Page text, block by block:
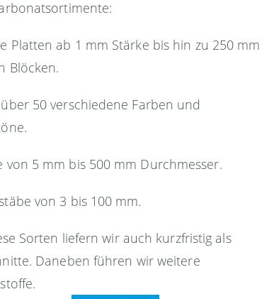
Platten ab 1 mm Stärke bis hin zu 250 mm
Blöcken.
50 verschiedene Farben und
von 5 mm bis 500 mm Durchmesser.
von 3 bis 100 mm.
Sorten liefern wir auch kurzfristig als
Daneben führen wir weitere